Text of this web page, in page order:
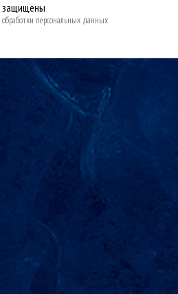
защищены
персональных данных